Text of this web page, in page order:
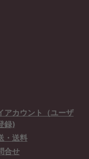
アカウント（ユーザ
録)
・送料
合せ